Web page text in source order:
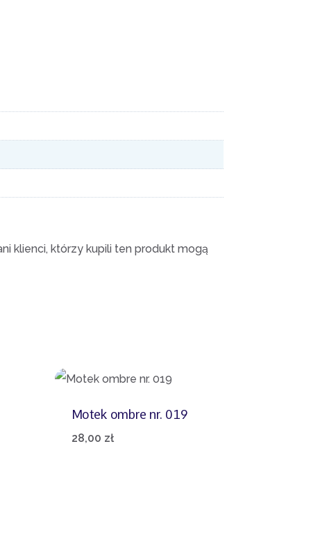
klienci, którzy kupili ten produkt mogą
Motek ombre nr. 019
28,00 zł